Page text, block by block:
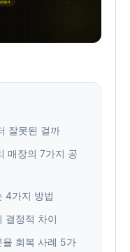
잘못된 걸까
매장의 7가지 공
4가지 방법
결정적 차이
율 회복 사례 5가